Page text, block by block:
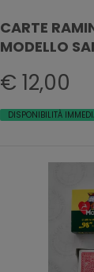
CARTE
MODELLO
€ 12,00
DISPONIBILITÀ